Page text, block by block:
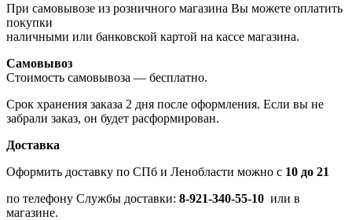
При самовывозе из розничного магазина Вы можете оплатить
покупки
наличными или банковской картой на кассе магазина.
Самовывоз
Стоимость самовывоза — бесплатно.
Срок хранения заказа 2 дня после оформления. Если вы не
забрали заказ, он будет расформирован.
Доставка
Оформить доставку по СПб и Ленобласти можно с 10 до 21
по телефону Службы доставки: 8-921-340-55-10 или в
магазине.